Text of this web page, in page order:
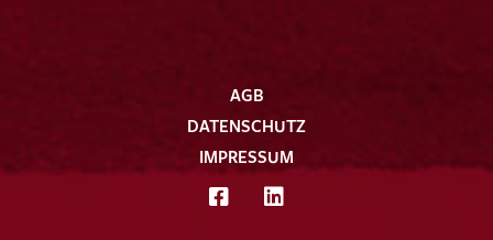
AGB
DATENSCHUTZ
IMPRESSUM